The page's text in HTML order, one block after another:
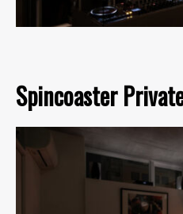
Spincoaster